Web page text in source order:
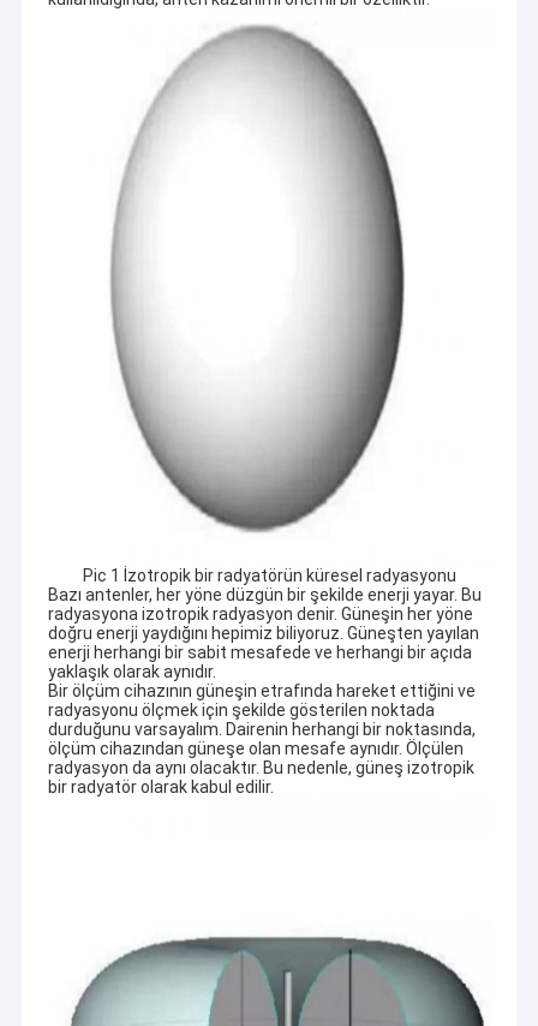
Fabrika turu
Bize Ulaşın
Haberler
Kılıflar
LVDS Kablo Düzeneği
Pic 1 İzotropik bir radyatörün küresel radyasyonu
Bazı antenler, her yöne düzgün bir şekilde enerji yayar. Bu
radyasyona izotropik radyasyon denir. Güneşin her yöne
doğru enerji yaydığını hepimiz biliyoruz. Güneşten yayılan
enerji herhangi bir sabit mesafede ve herhangi bir açıda
yaklaşık olarak aynıdır.
Bir ölçüm cihazının güneşin etrafında hareket ettiğini ve
radyasyonu ölçmek için şekilde gösterilen noktada
durduğunu varsayalım. Dairenin herhangi bir noktasında,
ölçüm cihazından güneşe olan mesafe aynıdır. Ölçülen
radyasyon da aynı olacaktır. Bu nedenle, güneş izotropik
bir radyatör olarak kabul edilir.
Zhangjiagang RY Elektronik CO., LTD (www.cable-antenna.com)
2016 yılında kurulan, Kablolama ürünleri ve iletişim antenleri
tasarlamaya ve üretmeye odaklanmıştır.
Aşağıdakileri içeren bir dizi ürün geliştirmiştir:
1. Kablo demeti ve Kablo montajı:
Elektrik kablo demeti, LVDS / LCD kablosu, güç kablosu, USB
montajı ve Kablo demeti vb.
2. Çok çeşitli OEM ve ODM antenleri:
VHF, UHF, Wi-Fi, 3G, 4G, 5G, RFID, ISM, NB-IOT, GPS, GLONASS,
BEIDOU vb.
"Pragmatik Dürüstlük, En İyi Hizmet", içtenlikle daha iyi bir
gelecek için müşterilerle işbirliği yapmayı umuyor.